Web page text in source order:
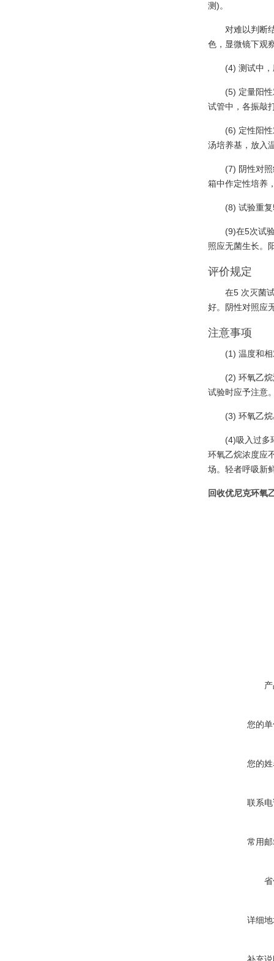
测)。
对难以判断
色，显微镜下观
(4) 测试中
(5) 定量阳
试管中，各振敲
(6) 定性阳
汤培养基，放入
(7) 阴性对
箱中作定性培养
(8) 试验重
(9)在5次试
照应无菌生长。
评价规定
在5 次灭菌
好。阴性对照应
注意事项
(1) 温度和
(2) 环氧乙
试验时应予注意
(3) 环氧乙
(4)吸入过多
环氧乙烷浓度应
场。轻者呼吸新
回收优尼克环氧
您的
您的
联系
常用
详细